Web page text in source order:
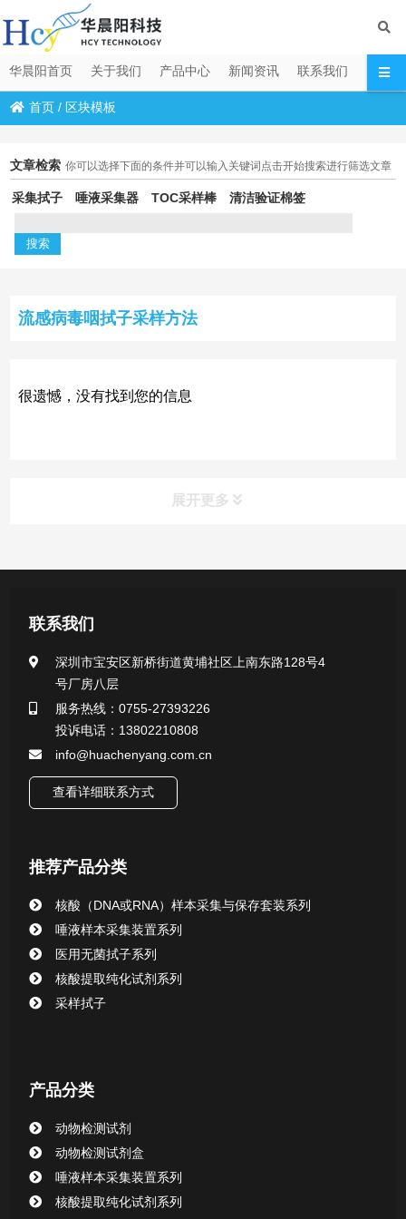
华晨阳首页 关于我们 产品中心 新闻资讯 联系我们
首页 / 区块模板
文章检索 你可以选择下面的条件并可以输入关键词点击开始搜索进行筛选文章
采集拭子 唾液采集器 TOC采样棒 清洁验证棉签
流感病毒咽拭子采样方法
很遗憾，没有找到您的信息
展开更多
产品中心
医用无菌采样拭子系列
一次性使用采样器系列
微生物样本保存液（通用运输传媒介质）系列
核酸（DNA&RNA）样本采集与保存套装系列
唾液样本采集装置系列
清洁验证棉签系列
动物检测试剂
联系我们
深圳市宝安区新桥街道黄埔社区上南东路128号4
号厂房八层
服务热线：0755-27393226
投诉电话：13802210808
info@huachenyang.com.cn
查看详细联系方式
推荐产品分类
核酸（DNA或RNA）样本采集与保存套装系列
唾液样本采集装置系列
医用无菌拭子系列
核酸提取纯化试剂系列
采样拭子
产品分类
动物检测试剂
动物检测试剂盒
唾液样本采集装置系列
核酸提取纯化试剂系列